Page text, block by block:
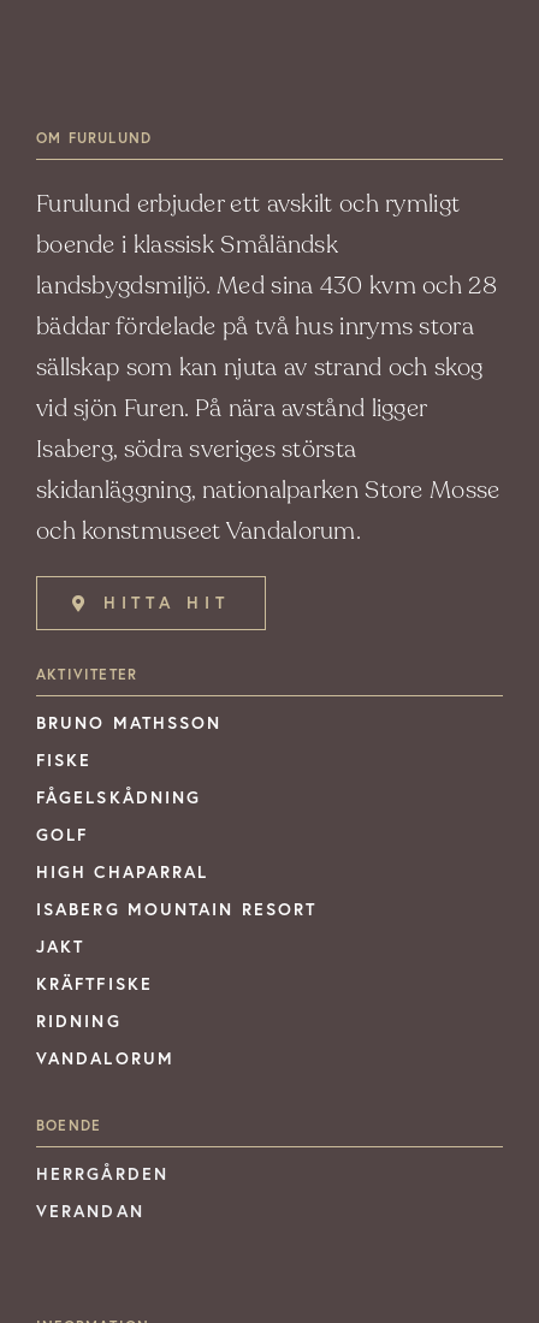
OM FURULUND
Furulund erbjuder ett avskilt och rymligt
boende i klassisk Småländsk
landsbygdsmiljö. Med sina 430 kvm och 28
bäddar fördelade på två hus inryms stora
sällskap som kan njuta av strand och skog
vid sjön Furen. På nära avstånd ligger
Isaberg, södra sveriges största
skidanläggning, nationalparken Store Mosse
och konstmuseet Vandalorum.
HITTA HIT
AKTIVITETER
BRUNO MATHSSON
FISKE
FÅGELSKÅDNING
GOLF
HIGH CHAPARRAL
ISABERG MOUNTAIN RESORT
JAKT
KRÄFTFISKE
RIDNING
VANDALORUM
BOENDE
HERRGÅRDEN
VERANDAN